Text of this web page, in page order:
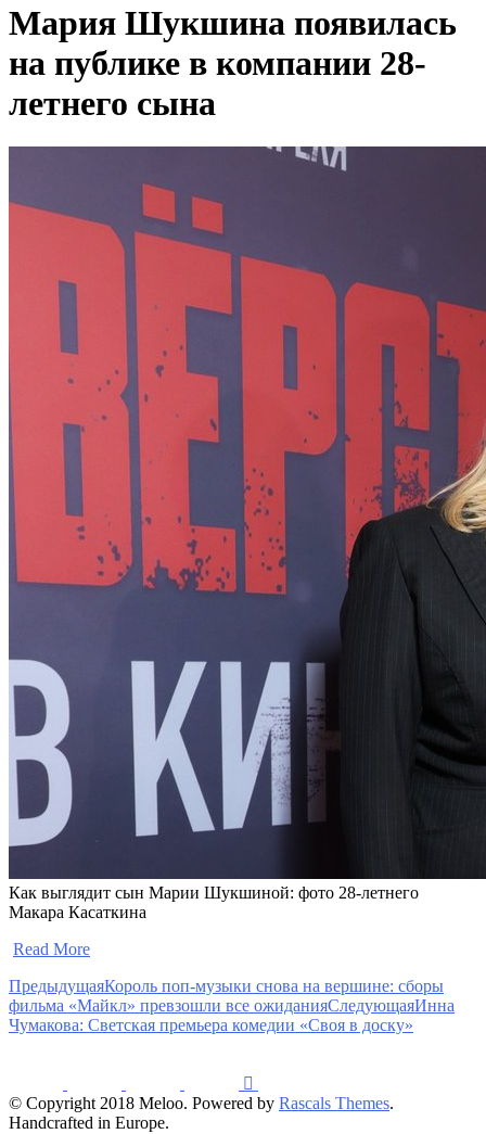
Мария Шукшина появилась
на публике в компании 28-
летнего сына
Как выглядит сын Марии Шукшиной: фото 28-летнего
Макара Касаткина
Read More
ПредыдущаяКороль поп-музыки снова на вершине: сборы
фильма «Майкл» превзошли все ожиданияСледующаяИнна
Чумакова: Светская премьера комедии «Своя в доску»
© Copyright 2018 Meloo. Powered by Rascals Themes.
Handcrafted in Europe.